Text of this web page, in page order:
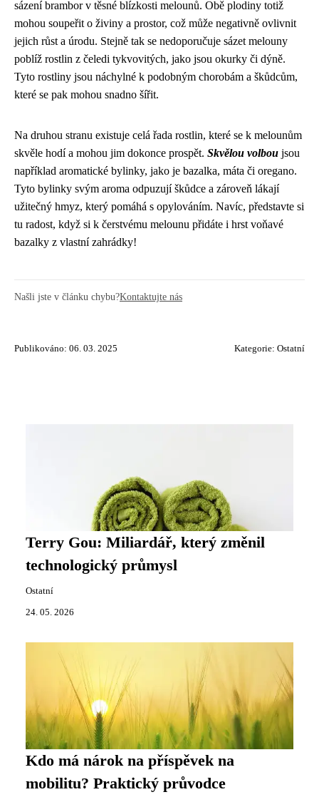
sázení brambor v těsné blízkosti melounů. Obě plodiny totiž
mohou soupeřit o živiny a prostor, což může negativně ovlivnit
jejich růst a úrodu. Stejně tak se nedoporučuje sázet melouny
poblíž rostlin z čeledi tykvovitých, jako jsou okurky či dýně.
Tyto rostliny jsou náchylné k podobným chorobám a škůdcům,
které se pak mohou snadno šířit.
Na druhou stranu existuje celá řada rostlin, které se k melounům
skvěle hodí a mohou jim dokonce prospět. Skvělou volbou jsou
například aromatické bylinky, jako je bazalka, máta či oregano.
Tyto bylinky svým aroma odpuzují škůdce a zároveň lákají
užitečný hmyz, který pomáhá s opylováním. Navíc, představte si
tu radost, když si k čerstvému melounu přidáte i hrst voňavé
bazalky z vlastní zahrádky!
Našli jste v článku chybu?Kontaktujte nás
Publikováno: 06. 03. 2025 Kategorie: Ostatní
Terry Gou: Miliardář, který změnil
technologický průmysl
Ostatní
24. 05. 2026
Kdo má nárok na příspěvek na
mobilitu? Praktický průvodce